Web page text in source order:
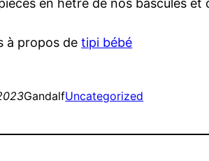
en hêtre de nos bascules et
à propos detipi bébé
GandalfUncategorized